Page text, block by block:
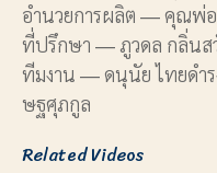
อำนวยการผลิต ― คุณ
ที่ปรึกษา ― ภูวดล กลิ่นส
ทีมงาน ― ดนุนัย ไทยดำร
ษฐศุภกูล
Related Videos